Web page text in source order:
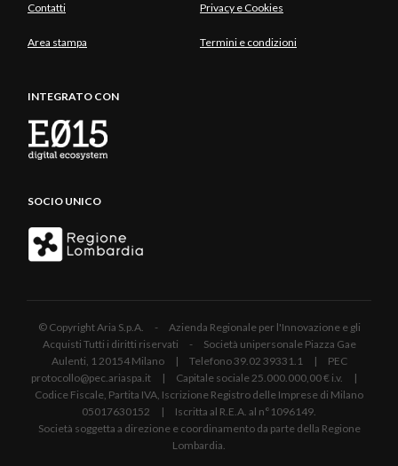
Contatti Privacy e Cookies
Area stampa Termini e condizioni
INTEGRATO CON
SOCIO UNICO
© Copyright Aria S.p.A. - Azienda Regionale per l'Innovazione e gli
Acquisti Tutti i diritti riservati - Società unipersonale Piazza Gae
Aulenti, 1 20154 Milano | Telefono 39.02 39331.1 | PEC
protocollo@pec.ariaspa.it | Capitale sociale 25.000.000,00 € i.v. |
Codice Fiscale, Partita IVA, Iscrizione Registro delle Imprese di Milano
05017630152 | Iscritta al R.E.A. al n°1096149.
Società soggetta a direzione e coordinamento da parte della Regione
Lombardia.